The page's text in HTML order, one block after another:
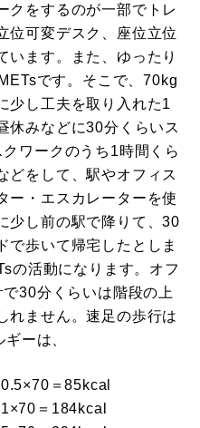
クをするのが一部でトレ
位可変デスク、座位立位
います。また、ゆったり
です。そこで、70kg
少し工夫を取り入れた1
休みなどに30分くらいス
ワークのうち1時間くら
どをして、駅やオフィス
ー・エスカレーターを使
少し前の駅で降りて、30
で歩いて帰宅したとしま
の活動になります。オフ
30分くらいは階段の上
れません。速足の歩行は
ーは、
＝85kcal
＝184kcal